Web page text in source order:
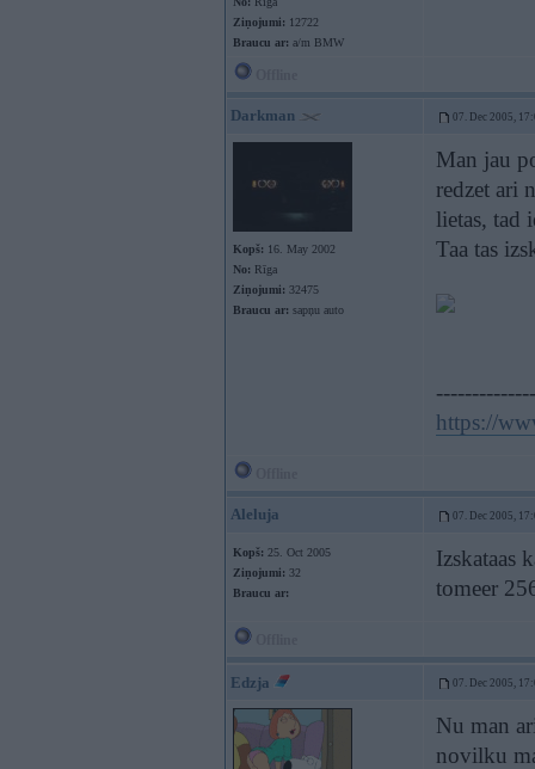
Ziņojumi: 12722
Braucu ar: a/m BMW
Darkman 07. Dec 2005,
Kopš: 16. May 2002
No: Rīga
Ziņojumi: 32475
Braucu ar: sapņu auto
Man jau
redzet ari
lietas, tad
Taa tas
https://
Aleluja 07. Dec 2005,
Kopš: 25. Oct 2005
Ziņojumi: 32
Braucu ar:
Izskataas
tomeer
Edzja 07. Dec 2005,
Nu man
novilku